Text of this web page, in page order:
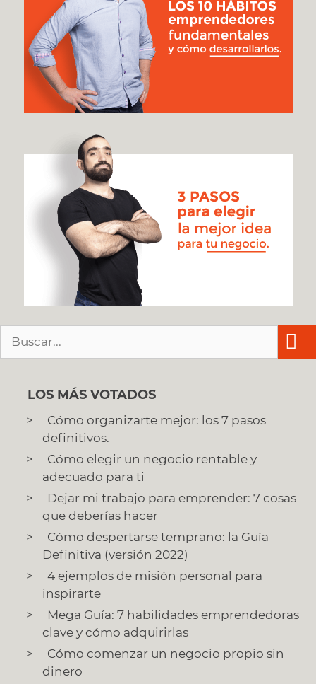
LOS MÁS VOTADOS
Cómo organizarte mejor: los 7 pasos
definitivos.
Cómo elegir un negocio rentable y
adecuado para ti
Dejar mi trabajo para emprender: 7 cosas
que deberías hacer
Cómo despertarse temprano: la Guía
Definitiva (versión 2022)
4 ejemplos de misión personal para
inspirarte
Mega Guía: 7 habilidades emprendedoras
clave y cómo adquirirlas
Cómo comenzar un negocio propio sin
dinero